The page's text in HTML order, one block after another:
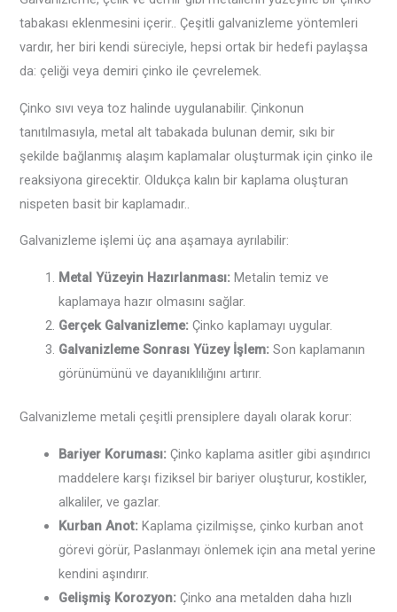
tabakası eklenmesini içerir.. Çeşitli galvanizleme yöntemleri
vardır, her biri kendi süreciyle, hepsi ortak bir hedefi paylaşsa
da: çeliği veya demiri çinko ile çevrelemek.
Çinko sıvı veya toz halinde uygulanabilir. Çinkonun
tanıtılmasıyla, metal alt tabakada bulunan demir, sıkı bir
şekilde bağlanmış alaşım kaplamalar oluşturmak için çinko ile
reaksiyona girecektir. Oldukça kalın bir kaplama oluşturan
nispeten basit bir kaplamadır..
Galvanizleme işlemi üç ana aşamaya ayrılabilir:
Metal Yüzeyin Hazırlanması: Metalin temiz ve
kaplamaya hazır olmasını sağlar.
Gerçek Galvanizleme:Çinko kaplamayı uygular.
Galvanizleme Sonrası Yüzey İşlem:Son kaplamanın
görünümünü ve dayanıklılığını artırır.
Galvanizleme metali çeşitli prensiplere dayalı olarak korur:
Bariyer Koruması:Çinko kaplama asitler gibi aşındırıcı
maddelere karşı fiziksel bir bariyer oluşturur, kostikler,
alkaliler, ve gazlar.
Kurban Anot:Kaplama çizilmişse, çinko kurban anot
görevi görür, Paslanmayı önlemek için ana metal yerine
kendini aşındırır.
Gelişmiş Korozyon: Çinko ana metalden daha hızlı